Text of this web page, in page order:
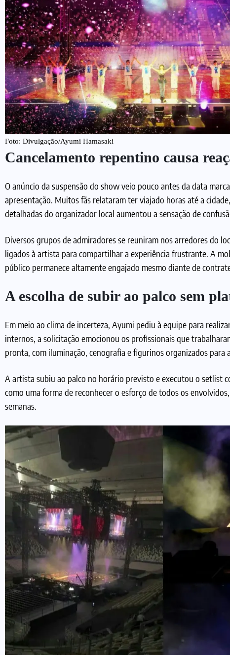
Foto: Divulgação/Ayumi Hamasaki
Cancelamento repentino causa
O anúncio da suspensão do show veio pouco antes da data
apresentação. Muitos fãs relataram ter viajado horas até a
detalhadas do organizador local aumentou a sensação de
Diversos grupos de admiradores se reuniram nos arredores do
ligados à artista para compartilhar a experiência frustrante. A
público permanece altamente engajado mesmo diante de
A escolha de subir ao palco sem
Em meio ao clima de incerteza, Ayumi pediu à equipe para
internos, a solicitação emocionou os profissionais que
pronta, com iluminação, cenografia e figurinos organizados para
A artista subiu ao palco no horário previsto e executou o setlist
como uma forma de reconhecer o esforço de todos os
semanas.